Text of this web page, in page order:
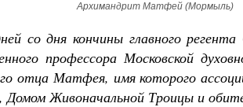
Архимандрит Матфей (Мормыль)
со дня кончины главного
профессора Московской
отца Матфея, имя которого
Домом Живоначальной Троицы и